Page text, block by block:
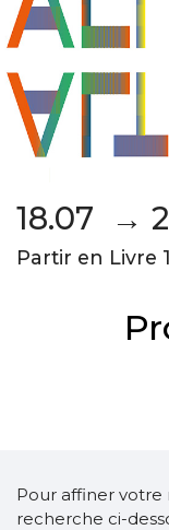
18.07 →
Partir en Livre
Pour affiner votre
recherche ci-